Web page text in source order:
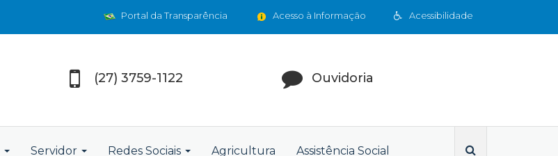
Acessibilidade
Acesso à Informação
Portal da Transparência
(27) 3759-1122 Ouvidoria
Servidor Redes Sociais Agricultura Assistência Social